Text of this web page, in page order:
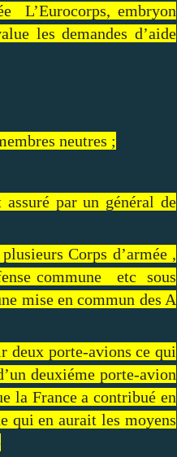
L’Eurocorps, embryon
les demandes d’aide
neutres ;
par un général de
Corps d’armée ,
commune etc sous
mise en commun des A
deux porte-avions ce qui
deuxiéme porte-avion
la France a contribué en
qui en aurait les moyens